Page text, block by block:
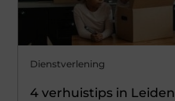
Dienstverlening
4 verhuistips in Leiden